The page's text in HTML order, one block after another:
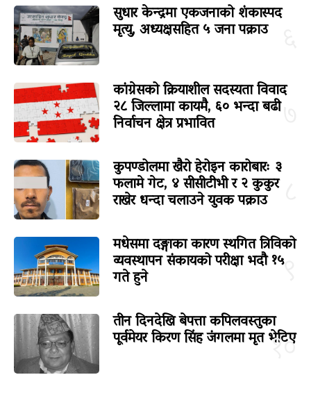
सुधार केन्द्रमा एकजनाको शंकास्पद
मृत्यु, अध्यक्षसहित ५ जना पक्राउ
७
कांग्रेसको क्रियाशील सदस्यता विवाद
२८ जिल्लामा कायमै, ६० भन्दा बढी
निर्वाचन क्षेत्र प्रभावित
कुपण्डोलमा खैरो हेरोइन कारोबारः ३
फलामे गेट, ४ सीसीटीभी र २ कुकुर
राखेर धन्दा चलाउने युवक पक्राउ
९
मधेसमा दङ्गाका कारण स्थगित त्रिविको
व्यवस्थापन संकायको परीक्षा भदौ १५
गते हुने
१०
तीन दिनदेखि बेपत्ता कपिलवस्तुका
पूर्वमेयर किरण सिंह जंगलमा मृत भेटिए